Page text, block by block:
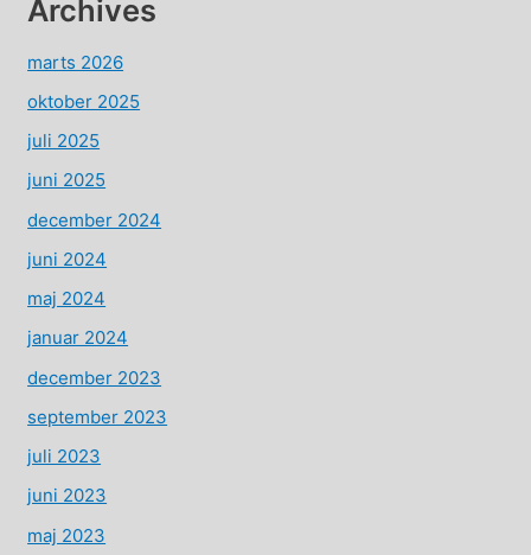
Archives
marts 2026
oktober 2025
juli 2025
juni 2025
december 2024
juni 2024
maj 2024
januar 2024
december 2023
september 2023
juli 2023
juni 2023
maj 2023